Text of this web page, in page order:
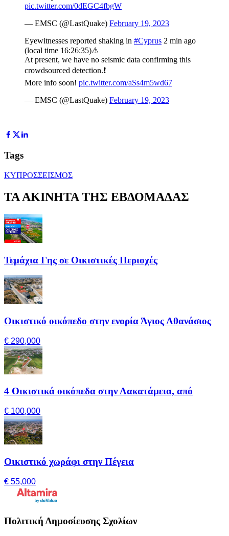
pic.twitter.com/0dEGC4fbgW
— EMSC (@LastQuake) February 19, 2023
Eyewitnesses reported shaking in #Cyprus 2 min ago
(local time 16:26:35)⚠
At present, we have no seismic data confirming this
crowdsourced detection.❗
More info soon! pic.twitter.com/aSs4m5wd67
— EMSC (@LastQuake) February 19, 2023
Tags
ΚΥΠΡΟΣΣΕΙΣΜΟΣ
ΤΑ ΑΚΙΝΗΤΑ ΤΗΣ ΕΒΔΟΜΑΔΑΣ
Τεμάχια Γης σε Οικιστικές Περιοχές
Οικιστικό οικόπεδο στην ενορία Άγιος Αθανάσιος
€ 290,000
4 Οικιστικά οικόπεδα στην Λακατάμεια, από
€ 100,000
Οικιστικό χωράφι στην Πέγεια
€ 55,000
Πολιτική Δημοσίευσης Σχολίων